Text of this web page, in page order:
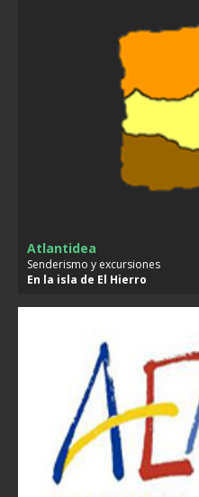
Atlantidea
Senderismo y excursiones
En la isla de El Hierro